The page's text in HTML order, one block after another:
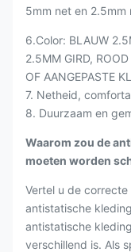
5mm net en 2.5mm
6.Color: BLAUW
2.5MM GIRD,
OF AANGEPASTE
7. Netheid,
8. Duurzaam en
Waarom zou de
moeten worden
Vertel u de
antistatische
antistatische
verschillend is. Als